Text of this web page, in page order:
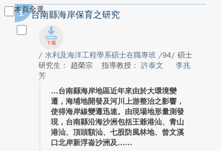
本頁全選
1 台南縣海岸保育之研究
/ 水利及海洋工程學系碩士在職專班 /94/ 碩士
研究生： 趙榮宗
指導教授： 許泰文
李兆
芳
台南縣海岸地區近年來由於大環境變
遷，海埔地開發及河川上游整治之影響，
使得海岸線變遷迅速。由現場地形量測發
現，台南縣沿海沙洲包括王爺港汕、青山
港汕、頂頭額汕、七股防風林地、曾文溪
口北岸新浮崙沙洲及...